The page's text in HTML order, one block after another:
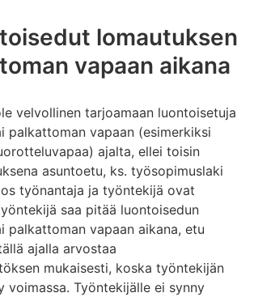
lomautuksen
vapaan aikana
velvollinen tarjoamaan luontoisetuja
palkattoman vapaan (esimerkiksi
ajalta, ellei toisin
asuntoetu, ks. työsopimuslaki
työnantaja ja työntekijä ovat
saa pitää luontoisedun
palkattoman vapaan aikana, etu
ajalla arvostaa
mukaisesti, koska työntekijän
voimassa. Työntekijälle ei synny